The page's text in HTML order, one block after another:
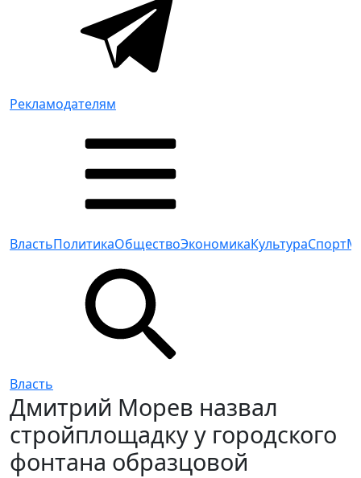
Рекламодателям
ВластьПолитикаОбществоЭкономикаКультураСпорт
Власть
Дмитрий Морев назвал
стройплощадку у городского
фонтана образцовой